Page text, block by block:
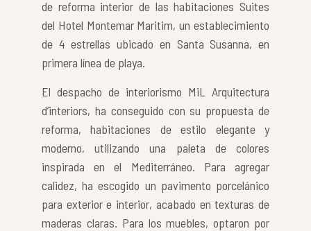
de reforma interior de las habitaciones Suites
del Hotel Montemar Maritim, un establecimiento
de 4 estrellas ubicado en Santa Susanna, en
primera línea de playa.
El despacho de interiorismo MiL Arquitectura
d’interiors, ha conseguido con su propuesta de
reforma, habitaciones de estilo elegante y
moderno, utilizando una paleta de colores
inspirada en el Mediterráneo. Para agregar
calidez, ha escogido un pavimento porcelánico
para exterior e interior, acabado en texturas de
maderas claras. Para los muebles, optaron por